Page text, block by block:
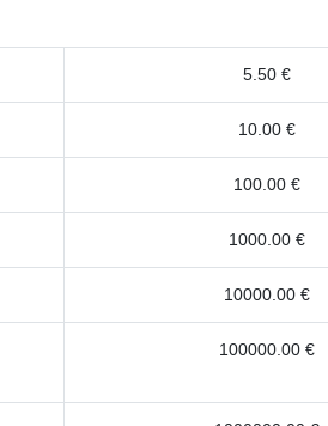
5.50 €
10.00 €
100.00 €
1000.00 €
10000.00 €
100000.00 €